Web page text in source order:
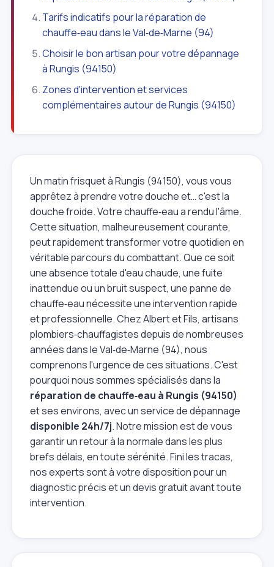
Tarifs indicatifs pour la réparation de
chauffe‑eau dans le Val‑de‑Marne (94)
Choisir le bon artisan pour votre dépannage
à Rungis (94150)
Zones d'intervention et services
complémentaires autour de Rungis (94150)
Un matin frisquet à Rungis (94150), vous vous
apprêtez à prendre votre douche et… c'est la
douche froide. Votre chauffe‑eau a rendu l'âme.
Cette situation, malheureusement courante,
peut rapidement transformer votre quotidien en
véritable parcours du combattant. Que ce soit
une absence totale d'eau chaude, une fuite
inattendue ou un bruit suspect, une panne de
chauffe‑eau nécessite une intervention rapide
et professionnelle. Chez Albert et Fils, artisans
plombiers‑chauffagistes depuis de nombreuses
années dans le Val‑de‑Marne (94), nous
comprenons l'urgence de ces situations. C'est
pourquoi nous sommes spécialisés dans la
réparation de chauffe‑eau à Rungis (94150)
et ses environs, avec un service de dépannage
disponible 24h/7j. Notre mission est de vous
garantir un retour à la normale dans les plus
brefs délais, en toute sérénité. Fini les tracas,
nos experts sont à votre disposition pour un
diagnostic précis et un devis gratuit avant toute
intervention.